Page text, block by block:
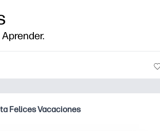
Felices Vacaciones